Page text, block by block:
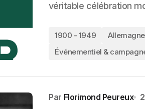
véritable célébration
1900 - 1949
Allemagne
Événementiel &
Par Florimond Peureux